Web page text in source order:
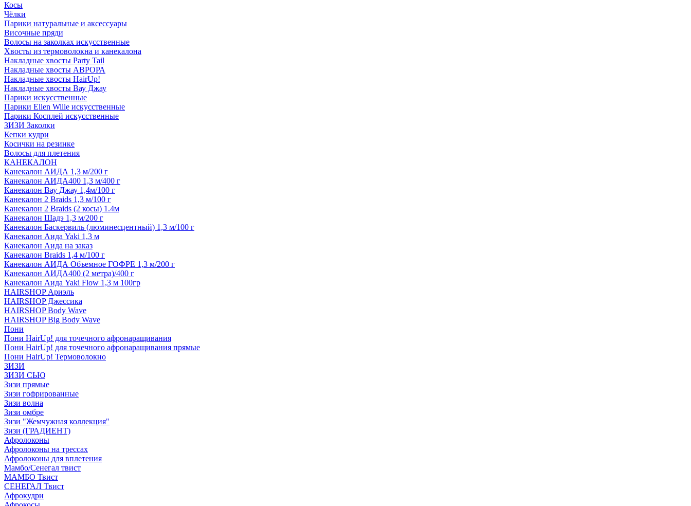
Косы
Чёлки
Парики натуральные и аксессуары
Височные пряди
Волосы на заколках искусственные
Хвосты из термоволокна и канекалона
Накладные хвосты Party Tail
Накладные хвосты АВРОРА
Накладные хвосты HairUp!
Накладные хвосты Вау Джау
Парики искусственные
Парики Ellen Wille искусственные
Парики Косплей искусственные
ЗИЗИ Заколки
Кепки кудри
Косички на резинке
Волосы для плетения
КАНЕКАЛОН
Канекалон АИДА 1,3 м/200 г
Канекалон АИДА400 1,3 м/400 г
Канекалон Вау Джау 1,4м/100 г
Канекалон 2 Braids 1,3 м/100 г
Канекалон 2 Braids (2 косы) 1.4м
Канекалон Шадэ 1,3 м/200 г
Канекалон Баскервиль (люминесцентный) 1,3 м/100 г
Канекалон Аида Yaki 1,3 м
Канекалон Аида на заказ
Канекалон Braids 1,4 м/100 г
Канекалон АИДА Объемное ГОФРЕ 1,3 м/200 г
Канекалон АИДА400 (2 метра)/400 г
Канекалон Аида Yaki Flow 1,3 м 100гр
HAIRSHOP Ариэль
HAIRSHOP Джессика
HAIRSHOP Body Wave
HAIRSHOP Big Body Wave
Пони
Пони HairUp! для точечного афронаращивания
Пони HairUp! для точечного афронаращивания прямые
Пони HairUp! Термоволокно
ЗИЗИ
ЗИЗИ СЬЮ
Зизи прямые
Зизи гофрированные
Зизи волна
Зизи омбре
Зизи "Жемчужная коллекция"
Зизи (ГРАДИЕНТ)
Афролоконы
Афролоконы на трессах
Афролоконы для вплетения
Мамбо/Сенегал твист
МАМБО Твист
СЕНЕГАЛ Твист
Афрокудри